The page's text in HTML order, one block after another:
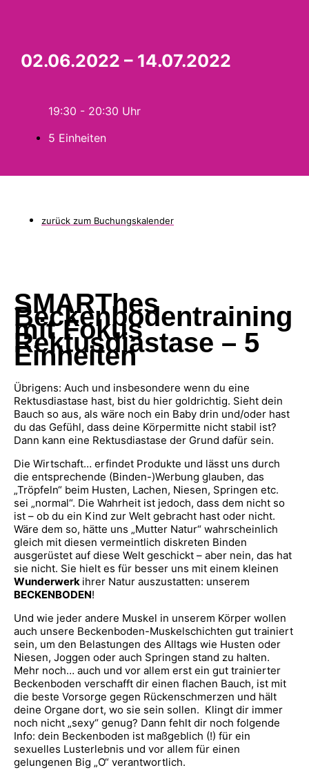
02.06.2022 – 14.07.2022
19:30 - 20:30
5 Einheiten
zurück zum Buchungskalender
SMARThes
Beckenbodentraining
mit Fokus
Rektusdiastase – 5
Einheiten
Übrigens: Auch und insbesondere wenn du eine
Rektusdiastase hast, bist du hier goldrichtig. Sieht dein
Bauch so aus, als wäre noch ein Baby drin und/oder hast
du das Gefühl, dass deine Körpermitte nicht stabil ist?
Dann kann eine Rektusdiastase der Grund dafür sein.
Die Wirtschaft… erfindet Produkte und lässt uns durch
die entsprechende (Binden-)Werbung glauben, das
„Tröpfeln“ beim Husten, Lachen, Niesen, Springen etc.
sei „normal“. Die Wahrheit ist jedoch, dass dem nicht so
ist – ob du ein Kind zur Welt gebracht hast oder nicht.
Wäre dem so, hätte uns „Mutter Natur“ wahrscheinlich
gleich mit diesen vermeintlich diskreten Binden
ausgerüstet auf diese Welt geschickt – aber nein, das hat
sie nicht. Sie hielt es für besser uns mit einem kleinen
Wunderwerk ihrer Natur auszustatten: unserem
BECKENBODEN!
Und wie jeder andere Muskel in unserem Körper wollen
auch unsere Beckenboden-Muskelschichten gut trainiert
sein, um den Belastungen des Alltags wie Husten oder
Niesen, Joggen oder auch Springen stand zu halten.
Mehr noch… auch und vor allem erst ein gut trainierter
Beckenboden verschafft dir einen flachen Bauch, ist mit
die beste Vorsorge gegen Rückenschmerzen und hält
deine Organe dort, wo sie sein sollen. Klingt dir immer
noch nicht „sexy“ genug? Dann fehlt dir noch folgende
Info: dein Beckenboden ist maßgeblich (!) für ein
sexuelles Lusterlebnis und vor allem für einen
gelungenen Big „O“ verantwortlich.